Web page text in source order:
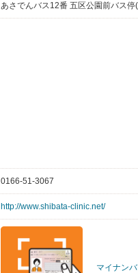
あさでんバス12番 五区公園前バス
0166-51-3067
http://www.shibata-clinic.net/
マイナン